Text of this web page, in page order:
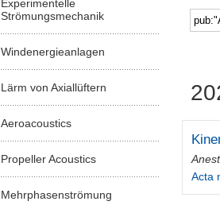
Experimentelle
Strömungsmechanik
Windenergieanlagen
Lärm von Axiallüftern
Aeroacoustics
Propeller Acoustics
Mehrphasenströmung
Acta